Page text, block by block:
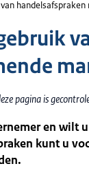
pagina is
en wilt
kunt u